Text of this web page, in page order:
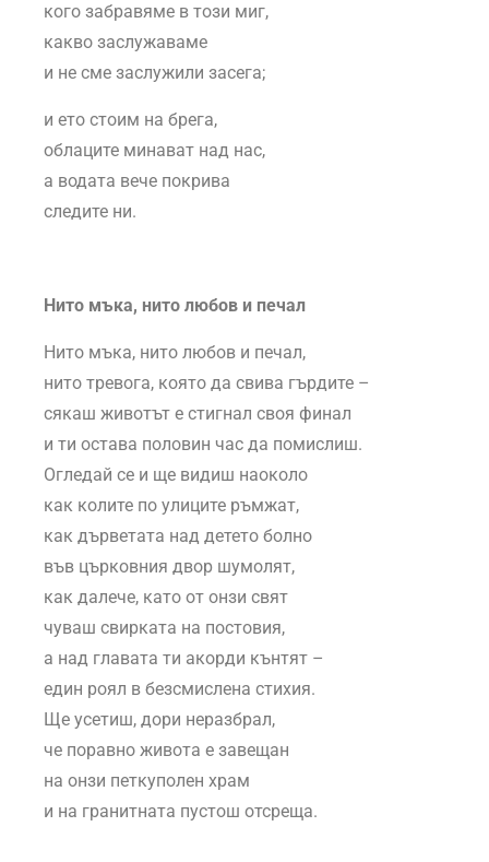
кого забравяме в този миг,
какво заслужаваме
и не сме заслужили засега;
и ето стоим на брега,
облаците минават над нас,
а водата вече покрива
следите ни.
Нито мъка, нито любов и печал
Нито мъка, нито любов и печал,
нито тревога, която да свива гърдите –
сякаш животът е стигнал своя финал
и ти остава половин час да помислиш.
Огледай се и ще видиш наоколо
как колите по улиците ръмжат,
как дърветата над детето болно
във църковния двор шумолят,
как далече, като от онзи свят
чуваш свирката на постовия,
а над главата ти акорди кънтят –
един роял в безсмислена стихия.
Ще усетиш, дори неразбрал,
че поравно живота е завещан
на онзи петкуполен храм
и на гранитната пустош отсреща.